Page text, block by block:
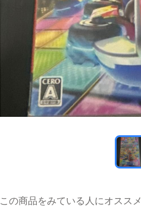
この商品をみている人にオススメ